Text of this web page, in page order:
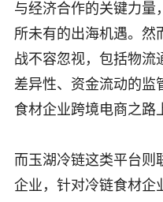
与经济合作的关键力量
所未有的出海机遇。然
战不容忽视，包括物流
差异性、资金流动的监
食材企业跨境电商之路
而玉湖冷链这类平台则
企业，针对冷链食材企